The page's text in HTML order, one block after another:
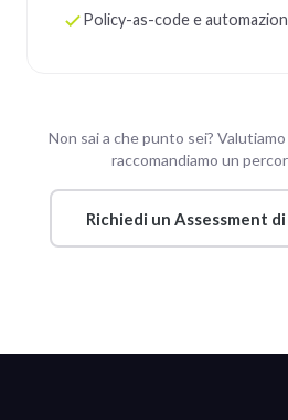
Policy-as-code e
Non sai a che punto sei?
raccomandiamo un
Richiedi un Assessment